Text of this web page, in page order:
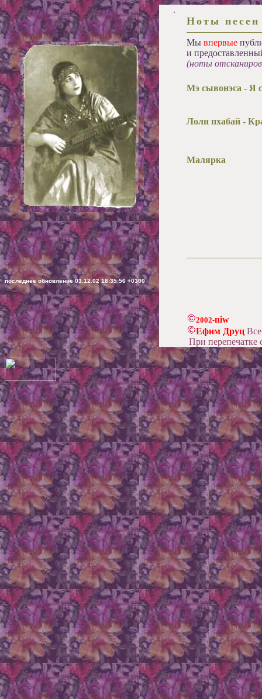
.
Ноты
Мы впервые
и
(ноты
Мэ сывонэса - Я
Лоли пхабай -
Малярка
последнее обновление03.12.02 18:35:56 +0300
2002-niw
Ефим Друц
При перепечатке
.